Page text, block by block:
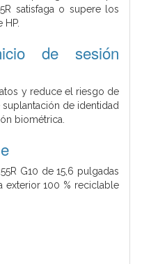
satisfaga o supere los
de sesión
y reduce el riesgo de
de identidad
biométrica.
G10 de 15,6 pulgadas
exterior 100 % reciclable